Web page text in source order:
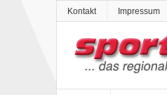
Kontakt Impressum